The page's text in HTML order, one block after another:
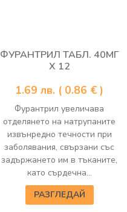
ФУРАНТРИЛ ТАБЛ. 40МГ
Х 12
1.69 лв. ( 0.86 € )
Фурантрил увеличава
отделянето на натрупаните
извънредно течности при
заболявания, свързани със
задържането им в тъканите,
като сърдечна...
РАЗГЛЕДАЙ